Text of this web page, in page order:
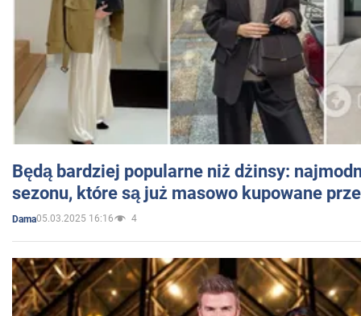
Będą bardziej popularne niż dżinsy:
sezonu, które są już masowo kupowane
Dama05.03.2025 16:16 4